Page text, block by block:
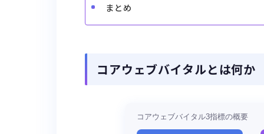
まとめ
コアウェブバイタルとは何か